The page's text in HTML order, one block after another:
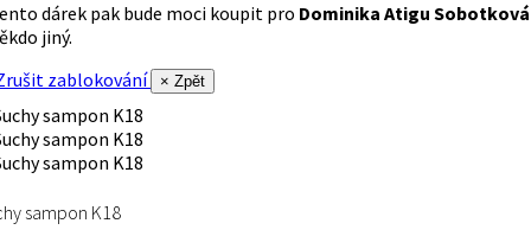
dárek pak bude moci koupit pro Dominika Atigu Sobotková
jiný.
zablokování
× Zpět
sampon K18